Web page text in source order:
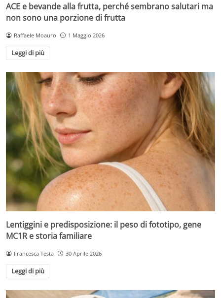
ACE e bevande alla frutta, perché sembrano salutari ma
non sono una porzione di frutta
Raffaele Moauro 1 Maggio 2026
Leggi di più
Lentiggini e predisposizione: il peso di fototipo, gene
MC1R e storia familiare
Francesca Testa 30 Aprile 2026
Leggi di più